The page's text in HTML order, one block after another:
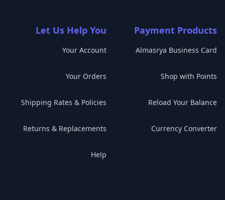
Payment Products
Almasrya Business Card
Shop with Points
Reload Your Balance
Currency Converter
Let Us Help You
Your Account
Your Orders
Shipping Rates & Policies
Returns & Replacements
Help